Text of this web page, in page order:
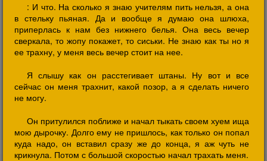
: И что. На сколько я знаю учителям пить нельзя, а она
в стельку пьяная. Да и вообще я думаю она шлюха,
приперлась к нам без нижнего белья. Она весь вечер
сверкала, то жопу покажет, то сиськи. Не знаю как ты но я
ее трахну, у меня весь вечер стоит на нее.
Я слышу как он расстегивает штаны. Ну вот и все
сейчас он меня трахнит, какой позор, а я сделать ничего
не могу.
Он притулился поближе и начал тыкать своем хуем ища
мою дырочку. Долго ему не пришлось, как только он попал
куда надо, он вставил сразу же до конца, я аж чуть не
крикнула. Потом с большой скоростью начал трахать меня.